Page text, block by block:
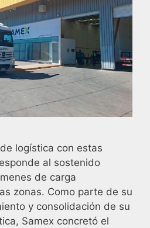
logística con estas
al sostenido
de carga
zonas. Como parte de su
y consolidación de su
Samex concretó el